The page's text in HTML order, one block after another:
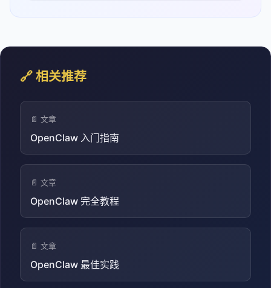
🔗 相关推荐
📄 文章
OpenClaw 入门指南
📄 文章
OpenClaw 完全教程
📄 文章
OpenClaw 最佳实践